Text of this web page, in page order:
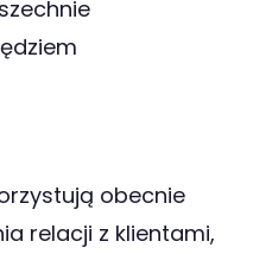
obecnie
relacji z klientami,